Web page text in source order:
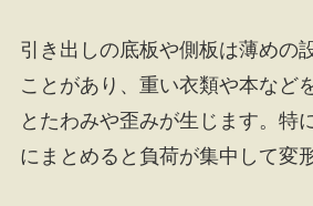
引き出しの底板や側板は薄めの
ことがあり、重い衣類や本など
とたわみや歪みが生じます。特
にまとめると負荷が集中して変